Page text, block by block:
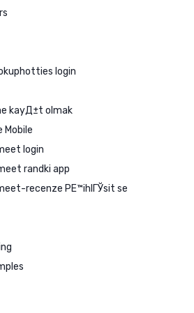
login
kayД±t olmak
Mobile
login
randki app
recenze PЕ™ihlГЎsit se